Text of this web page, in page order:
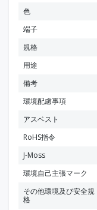
色
端子
規格
用途
備考
環境配慮事項
アスベスト
RoHS指令
J-Moss
環境自己主張マーク
その他環境及び安全規
格